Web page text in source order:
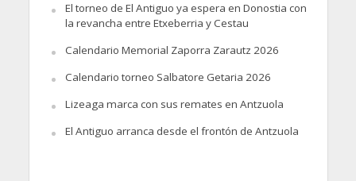
El torneo de El Antiguo ya espera en Donostia con
la revancha entre Etxeberria y Cestau
Calendario Memorial Zaporra Zarautz 2026
Calendario torneo Salbatore Getaria 2026
Lizeaga marca con sus remates en Antzuola
El Antiguo arranca desde el frontón de Antzuola